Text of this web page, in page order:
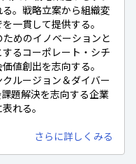
。戦略立案から組織変
一貫して提供する。
めのイノベーションと
るコーポレート・シチ
値創出を志向する。
ルージョン＆ダイバー
題解決を志向する企業
れる。
さらに詳しくみる